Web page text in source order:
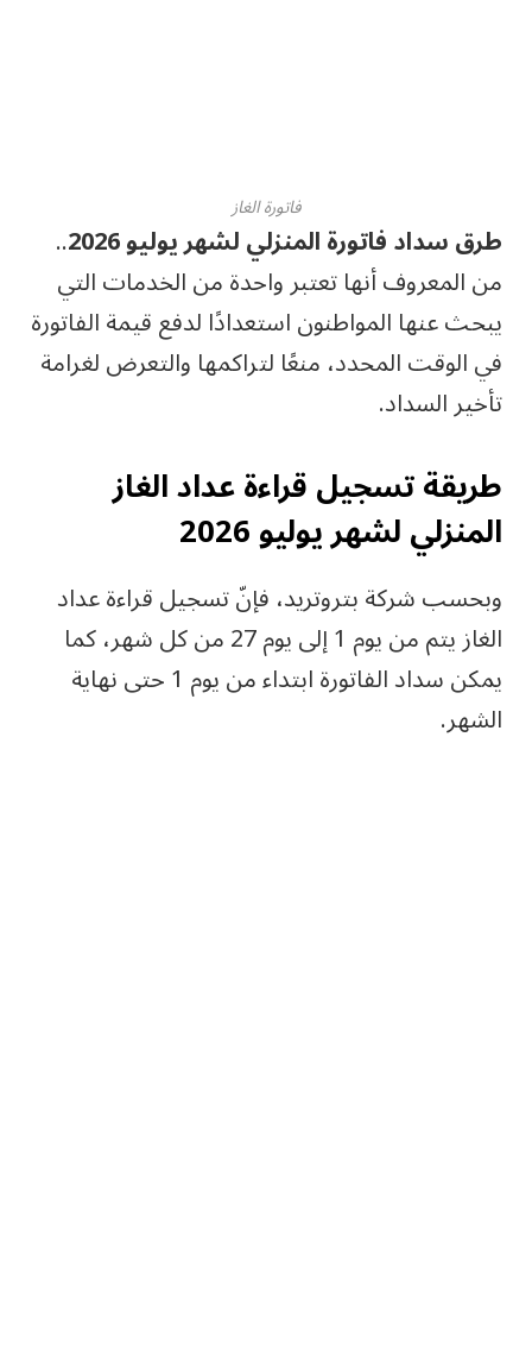
فاتورة الغاز
طرق سداد فاتورة المنزلي لشهر يوليو 2026
..
من المعروف أنها تعتبر واحدة من الخدمات التي
يبحث عنها المواطنون استعدادًا لدفع قيمة الفاتورة
في الوقت المحدد، منعًا لتراكمها والتعرض لغرامة
تأخير السداد.
طريقة تسجيل قراءة عداد الغاز
المنزلي لشهر يوليو 2026
وبحسب شركة بتروتريد، فإنّ تسجيل قراءة عداد
الغاز يتم من يوم 1 إلى يوم 27 من كل شهر، كما
يمكن سداد الفاتورة ابتداء من يوم 1 حتى نهاية
الشهر.